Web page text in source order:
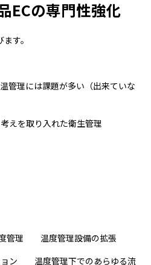
ECの専門性強化
す。
理には課題が多い（出来ていな
を取り入れた衛生管理
度管理 温度管理設備の拡張
ョン 温度管理下でのあらゆる流